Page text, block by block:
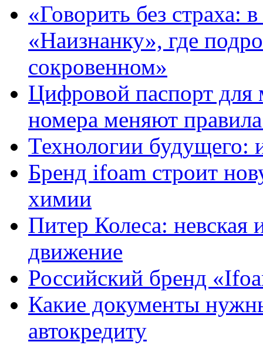
«Говорить без страха:
«Наизнанку», где
сокровенном»
Цифровой паспорт для
номера меняют
Технологии будущего:
Бренд ifoam строит
химии
Питер Колеса: невская
движение
Российский бренд
Какие документы
автокредиту